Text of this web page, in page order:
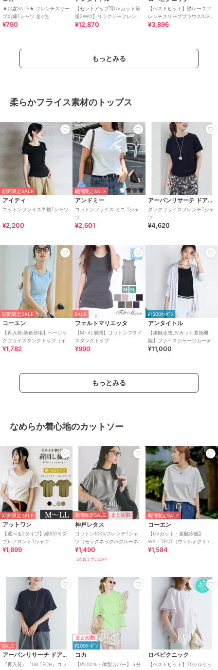
★お盆SALE★ フレンチスリー
ブ刺繍Tシャツ 全4色
¥790
【セットアップ可UVカット前
後2WAY】リラクシーフレンチ
スリーブブラウス
¥12,870
【ベストヒット】襟レースフ
レンチスリーブブラウス/UVカ
ット
¥3,896
もっとみる
柔らかフライス素材のトップス
期間限定SALE
アイティ
コットンフライス半袖Tシャツ
¥2,200
期間限定SALE
アンドミー
コットンフライス ミニ Tシャ
ツ
¥2,601
アーバンリサーチ ドアーズ
タックフライスフレンチTシャ
ツ
¥4,620
期間限定SALE
コーエン
【再入荷/新色登場】ベーシッ
クフライスタンクトップ（イ
ンフルエンサー紹介アイテ
¥1,782
SALE
フェルトマリエッタ
【M~4L展開】コットンフライ
スタンクトップ
¥990
¥1500ｸｰﾎﾟﾝ
アンタイトル
【接触冷感UVカット遮熱機
能】フライスジャージカーデ
ィガン
¥11,000
もっとみる
なめらか着心地のカットソー
期間限定SALE
アットワン
【選べる2タイプ】綿100％ダ
ブルフロントTシャツ
¥1,699
期間限定SALE まとめ割
神戸レタス
コットン100%フレンチTシャ
ツ（モックネックorクルーネ
ック） [C4819]
¥1,490
2点以上で5%OFF
期間限定SALE
コーエン
【UVカット・接触冷感】
WELLTECT（ウェルテクト）
USAコットン フレアスリーブ
¥1,584
SALE
アーバンリサーチ ドアーズ
『再入荷』『UR TECH』コッ
まとめ割
¥200ｸｰﾎﾟﾝ
コカ
【綿100％・体型カバー】５分
ロペピクニック
【ベストヒット】70シルケッ